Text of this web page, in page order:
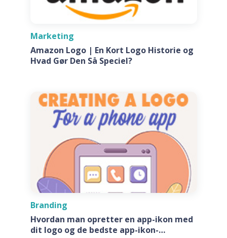
Marketing
Amazon Logo | En Kort Logo Historie og
Hvad Gør Den Så Speciel?
Branding
Hvordan man opretter en app-ikon med
dit logo og de bedste app-ikon-